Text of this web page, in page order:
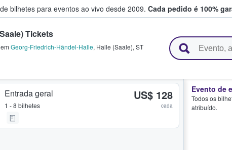
bilhetes para eventos ao vivo desde 2009. Cada pedido é 100%
compram e vendem bilhetes
Tickets
em Georg-Friedrich-Händel-Halle, Halle (Saale), ST
Entrada geral
1 - 8 bilhetes
US$ 128
cada
Evento de
Todos os
atribuído.